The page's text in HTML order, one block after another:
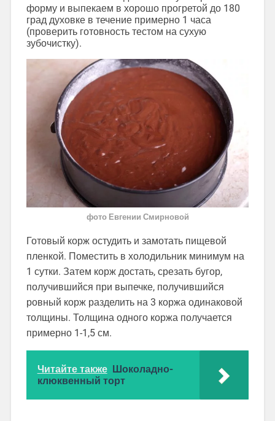
форму и выпекаем в хорошо прогретой до 180
град духовке в течение примерно 1 часа
(проверить готовность тестом на сухую
зубочистку).
фото Евгении Смирновой
Готовый корж остудить и замотать пищевой
пленкой. Поместить в холодильник минимум на
1 сутки. Затем корж достать, срезать бугор,
получившийся при выпечке, получившийся
ровный корж разделить на 3 коржа одинаковой
толщины. Толщина одного коржа получается
примерно 1-1,5 см.
Читайте также Шоколадно-
клюквенный торт